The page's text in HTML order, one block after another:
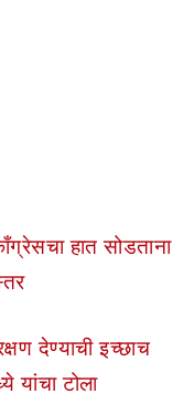
हात सोडताना
देण्याची इच्छाच
यांचा टोला